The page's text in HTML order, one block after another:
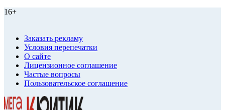
16+
Заказать рекламу
Условия перепечатки
О сайте
Лицензионное соглашение
Частые вопросы
Пользовательское соглашение